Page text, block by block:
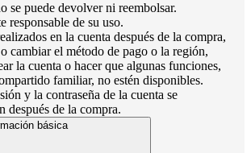
se puede devolver ni reembolsar.
responsable de su uso.
en la cuenta después de la compra,
cambiar el método de pago o la región,
la cuenta o hacer que algunas funciones,
familiar, no estén disponibles.
y la contraseña de la cuenta se
después de la compra.
básica